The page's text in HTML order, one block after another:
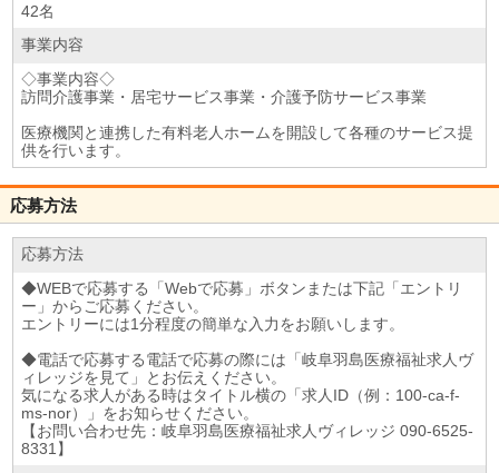
42名
事業内容
◇事業内容◇
訪問介護事業・居宅サービス事業・介護予防サービス事業
医療機関と連携した有料老人ホームを開設して各種のサービス提
供を行います。
応募方法
応募方法
◆WEBで応募する「Webで応募」ボタンまたは下記「エントリ
ー」からご応募ください。
エントリーには1分程度の簡単な入力をお願いします。
◆電話で応募する電話で応募の際には「岐阜羽島医療福祉求人ヴ
ィレッジを見て」とお伝えください。
気になる求人がある時はタイトル横の「求人ID（例：100-ca-f-
ms-nor）」をお知らせください。
【お問い合わせ先：岐阜羽島医療福祉求人ヴィレッジ 090-6525-
8331】